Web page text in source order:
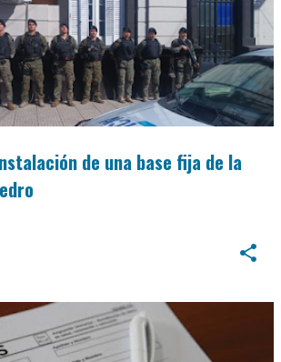
de una base fija de la